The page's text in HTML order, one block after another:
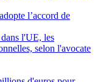
l’accord de
l'UE, les
selon l'avocate